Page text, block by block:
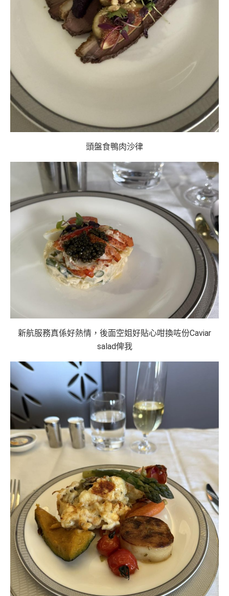
頭盤食鴨肉沙律
新航服務真係好熱情，後面空姐好貼心咁換咗份Caviar
salad俾我